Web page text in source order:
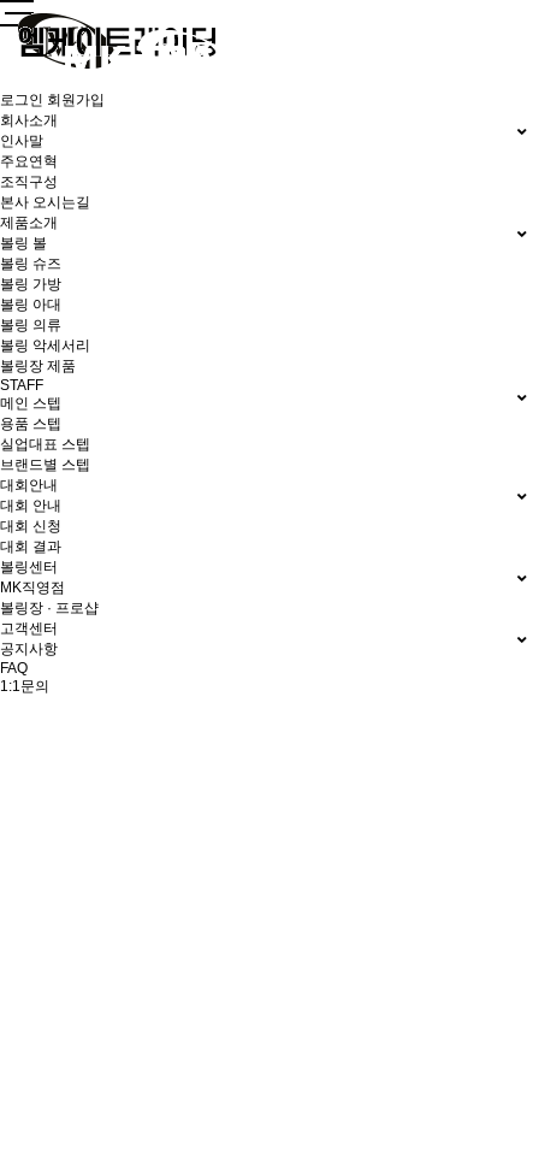
로그인 회원가입
회사소개
인사말
주요연혁
조직구성
본사 오시는길
제품소개
볼링 볼
볼링 슈즈
볼링 가방
볼링 아대
볼링 의류
볼링 악세서리
볼링장 제품
STAFF
메인 스텝
용품 스텝
실업대표 스텝
브랜드별 스텝
대회안내
대회 안내
대회 신청
대회 결과
볼링센터
MK직영점
볼링장 · 프로샵
고객센터
공지사항
FAQ
1:1문의